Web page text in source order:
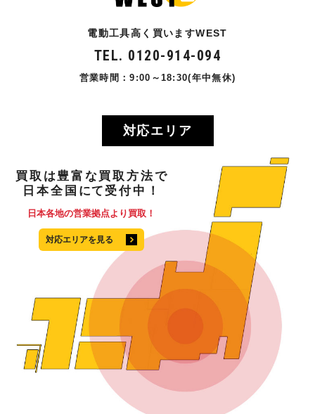
電動工具高く買いますWEST
TEL. 0120-914-094
営業時間：9:00～18:30(年中無休)
対応エリア
買取 は 豊富な買取方法で
日本全国 にて 受付中！
日本各地の営業拠点より買取！
対応エリアを見る